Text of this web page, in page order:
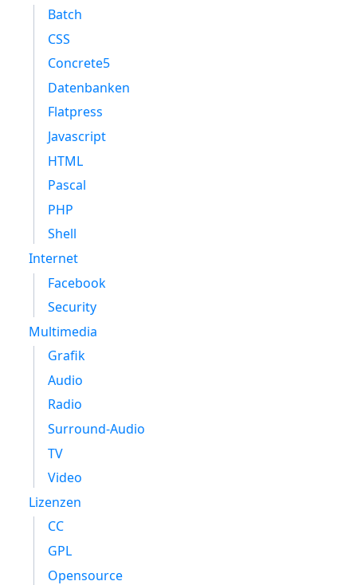
Batch
CSS
Concrete5
Datenbanken
Flatpress
Javascript
HTML
Pascal
PHP
Shell
Internet
Facebook
Security
Multimedia
Grafik
Audio
Radio
Surround-Audio
TV
Video
Lizenzen
CC
GPL
Opensource